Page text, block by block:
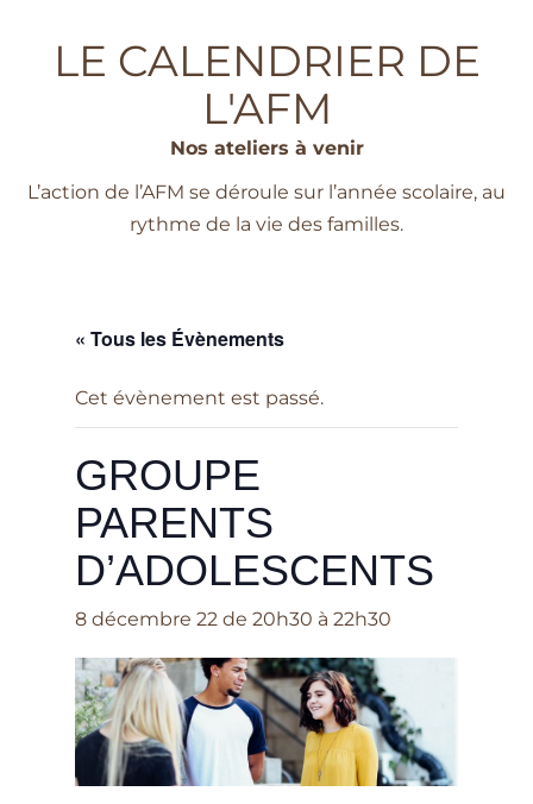
LE CALENDRIER DE
L'AFM
Nos ateliers à venir
L’action de l’AFM se déroule sur l’année scolaire, au
rythme de la vie des familles.
« Tous les Évènements
Cet évènement est passé.
GROUPE
PARENTS
D’ADOLESCENTS
8 décembre 22 de 20h30 à 22h30